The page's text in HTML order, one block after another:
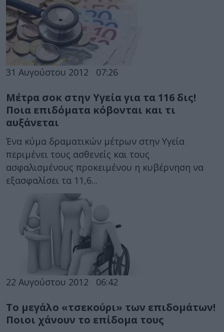
31 Αυγούστου 2012 07:26
Μέτρα σοκ στην Υγεία για τα 116 δις!
Ποια επιδόματα κόβονται και τι
αυξάνεται
Ένα κύμα δραματικών μέτρων στην Υγεία
περιμένει τους ασθενείς και τους
ασφαλισμένους προκειμένου η κυβέρνηση να
εξασφαλίσει τα 11,6...
22 Αυγούστου 2012 06:42
Το μεγάλο «τσεκούρι» των επιδομάτων!
Ποιοι χάνουν το επίδομα τους